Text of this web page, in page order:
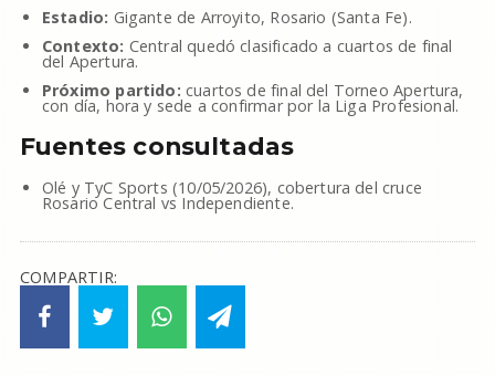
Estadio: Gigante de Arroyito, Rosario (Santa Fe).
Contexto: Central quedó clasificado a cuartos de final
del Apertura.
Próximo partido: cuartos de final del Torneo Apertura,
con día, hora y sede a confirmar por la Liga Profesional.
Fuentes consultadas
Olé y TyC Sports (10/05/2026), cobertura del cruce
Rosario Central vs Independiente.
COMPARTIR: